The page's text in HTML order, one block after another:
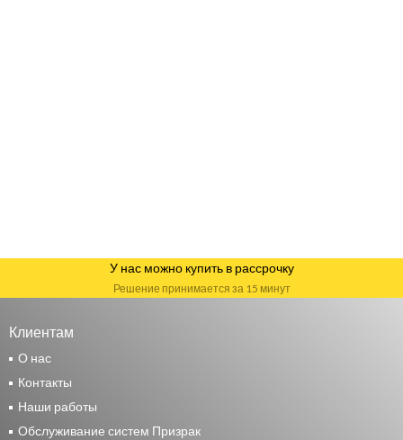
У нас можно купить в рассрочку
Решение принимается за 15 минут
Клиентам
О нас
Контакты
Наши работы
Обслуживание систем Призрак